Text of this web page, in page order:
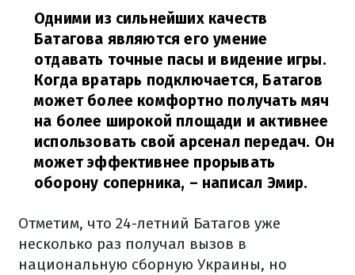
Одними из сильнейших качеств
Батагова являются его умение
отдавать точные пасы и видение игры.
Когда вратарь подключается, Батагов
может более комфортно получать мяч
на более широкой площади и активнее
использовать свой арсенал передач. Он
может эффективнее прорывать
оборону соперника, – написал Эмир.
Отметим, что 24-летний Батагов уже
несколько раз получал вызов в
национальную сборную Украины, но